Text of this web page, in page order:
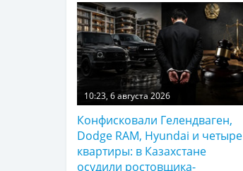
10:23, 6 августа 2026
Конфисковали Гелендваген,
Dodge RAM, Hyundai и четыре
квартиры: в Казахстане
осудили ростовщика-